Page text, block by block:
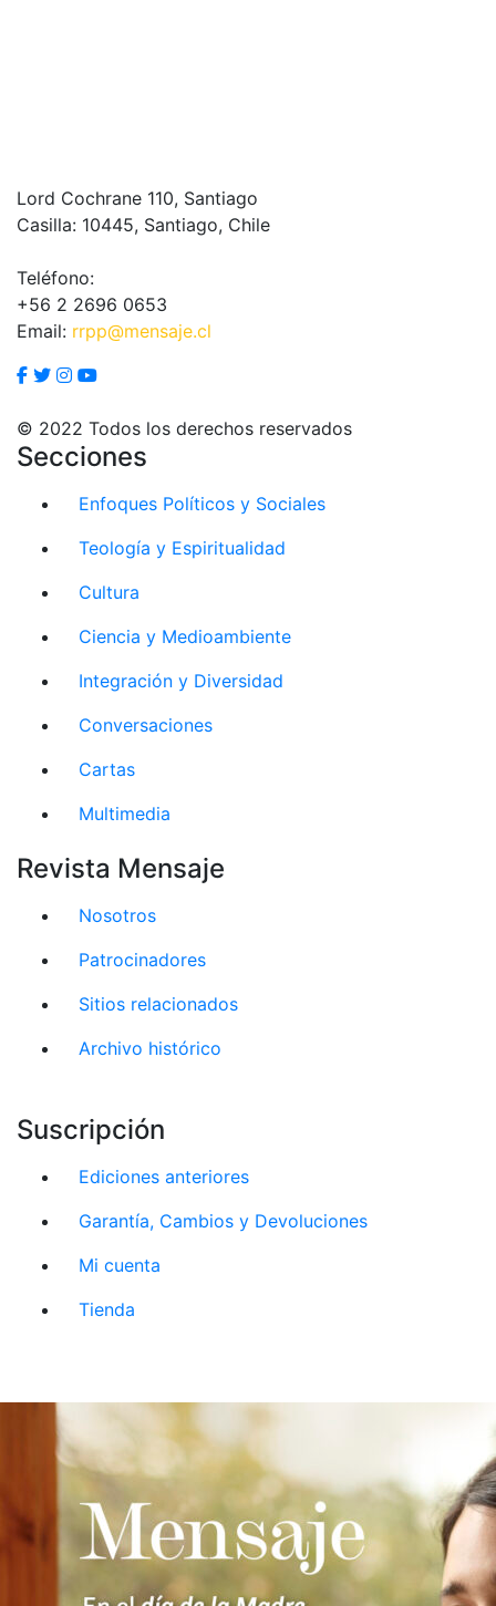
Lord Cochrane 110, Santiago
Casilla: 10445, Santiago, Chile
Teléfono:
+56 2 2696 0653
Email: rrpp@mensaje.cl
© 2022 Todos los derechos reservados
Secciones
Enfoques Políticos y Sociales
Teología y Espiritualidad
Cultura
Ciencia y Medioambiente
Integración y Diversidad
Conversaciones
Cartas
Multimedia
Revista Mensaje
Nosotros
Patrocinadores
Sitios relacionados
Archivo histórico
Suscripción
Ediciones anteriores
Garantía, Cambios y Devoluciones
Mi cuenta
Tienda